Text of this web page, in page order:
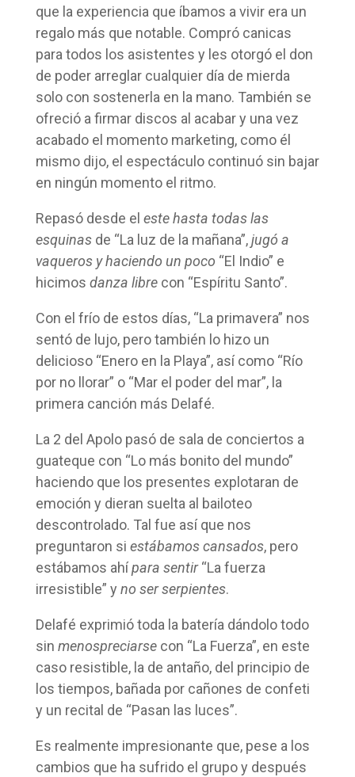
que la experiencia que íbamos a vivir era un
regalo más que notable. Compró canicas
para todos los asistentes y les otorgó el don
de poder arreglar cualquier día de mierda
solo con sostenerla en la mano. También se
ofreció a firmar discos al acabar y una vez
acabado el momento marketing, como él
mismo dijo, el espectáculo continuó sin bajar
en ningún momento el ritmo.
Repasó desde el este hasta todas las
esquinasde “La luz de la mañana”,jugó a
vaqueros y haciendo un poco “El Indio” e
hicimos danza librecon “Espíritu Santo”.
Con el frío de estos días, “La primavera” nos
sentó de lujo, pero también lo hizo un
delicioso “Enero en la Playa”, así como “Río
por no llorar” o “Mar el poder del mar”, la
primera canción más Delafé.
La 2 del Apolo pasó de sala de conciertos a
guateque con “Lo más bonito del mundo”
haciendo que los presentes explotaran de
emoción y dieran suelta al bailoteo
descontrolado. Tal fue así que nos
preguntaron si estábamos cansados, pero
estábamos ahípara sentir“La fuerza
irresistible” y no ser serpientes.
Delafé exprimió toda la batería dándolo todo
sin menospreciarsecon “La Fuerza”, en este
caso resistible, la de antaño, del principio de
los tiempos, bañada por cañones de confeti
y un recital de “Pasan las luces”.
Es realmente impresionante que, pese a los
cambios que ha sufrido el grupo y después